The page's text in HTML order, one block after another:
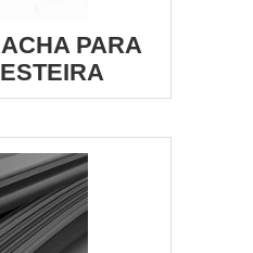
PARA